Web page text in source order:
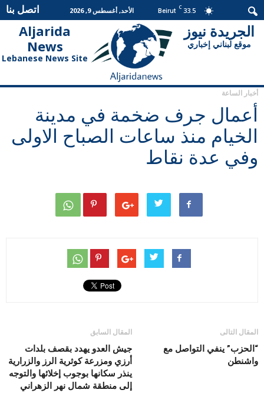
33.5
C
Beirut الأحد, أغسطس 9, 2026 اتصل بنا
Aljarida
News
Lebanese News Site
الجريدة
نيوز
الجريدة نيوز
موقع لبناني إخباري
أخبار الساعة
أعمال جرف ضخمة في مدينة
الخيام منذ ساعات الصباح الاولى
وفي عدة نقاط
المقال السابق
جيش العدو يهدد بقصف بلدات
أرزي ومزرعة كوثرية الرز والزرارية
ينذر سكانها بوجوب إخلائها والتوجه
إلى منطقة شمال نهر الزهراني
المقال التالى
“الحزب” ينفي التواصل مع
واشنطن